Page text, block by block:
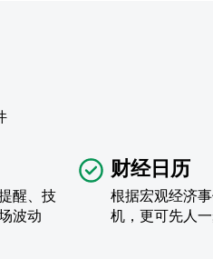
醒、技
波动
财经日历
根据宏观经济
机，更可先人